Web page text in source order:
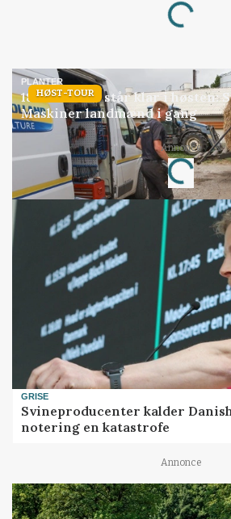
Loading...
HØST-TOUR
PLANTER
18 montører står klar i høsten:
Maskiner landmænd i gang
Annonce
Loading...
GRISE
Svineproducenter kalder
notering en katastrofe
Annonce